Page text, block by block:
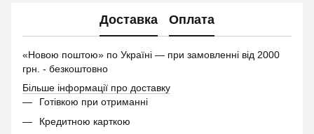
Доставка Оплата
«Новою поштою» по Україні — при замовленні від 2000
грн. - безкоштовно
Більше інформації про доставку
Готівкою при отриманні
Кредитною карткою